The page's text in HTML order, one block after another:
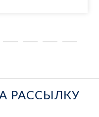
РАССЫЛКУ